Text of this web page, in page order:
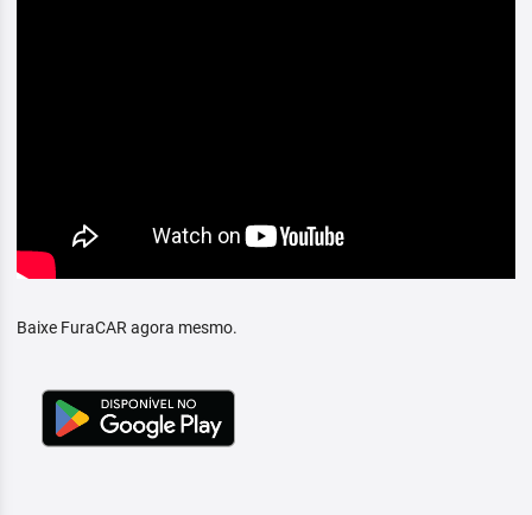
Baixe FuraCAR agora mesmo.